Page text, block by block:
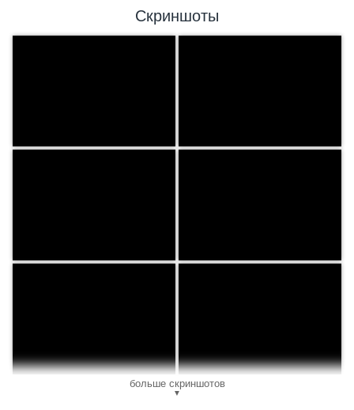
Скриншоты
больше скриншотов
▼